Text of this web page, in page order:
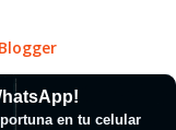
en tu celular